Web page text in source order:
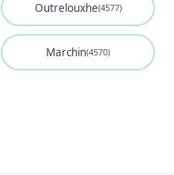
Outrelouxhe(4577)
Marchin(4570)